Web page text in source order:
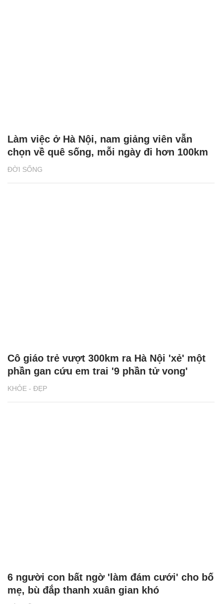
ĐỜI SỐNG
Làm việc ở Hà Nội, nam giảng viên vẫn
chọn về quê sống, mỗi ngày đi hơn 100km
KHỎE - ĐẸP
Cô giáo trẻ vượt 300km ra Hà Nội 'xẻ' một
phần gan cứu em trai '9 phần tử vong'
6 người con bất ngờ 'làm đám cưới' cho bố
mẹ, bù đắp thanh xuân gian khó